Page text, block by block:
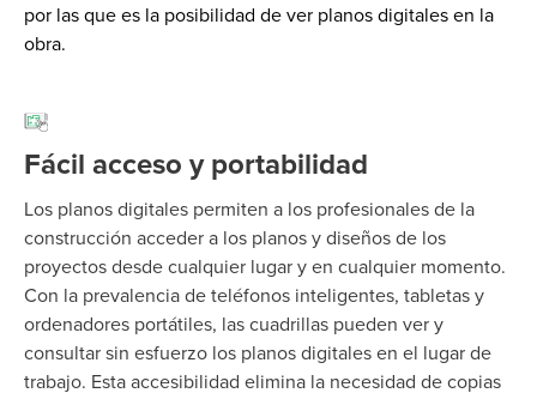
por las que es la posibilidad de ver planos digitales en la
obra.
Fácil acceso y portabilidad
Los planos digitales permiten a los profesionales de la
construcción acceder a los planos y diseños de los
proyectos desde cualquier lugar y en cualquier momento.
Con la prevalencia de teléfonos inteligentes, tabletas y
ordenadores portátiles, las cuadrillas pueden ver y
consultar sin esfuerzo los planos digitales en el lugar de
trabajo. Esta accesibilidad elimina la necesidad de copias